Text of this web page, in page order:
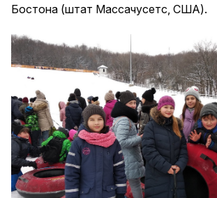
Бостона (штат Массачусетс, США).